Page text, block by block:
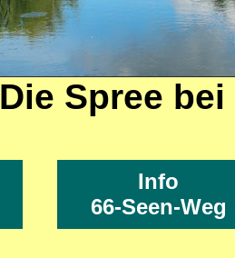
Die Spree
Info
66-Seen-Weg